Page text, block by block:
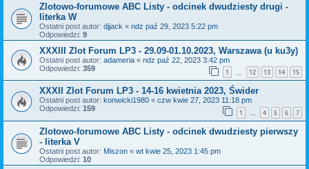
Zlotowo-forumowe ABC Listy - odcinek dwudziesty drugi -
literka W
Ostatni post autor: djjack « ndz paź 29, 2023 5:22 pm
Odpowiedzi: 9
XXXIII Zlot Forum LP3 - 29.09-01.10.2023, Warszawa (u ku3y)
Ostatni post autor: adameria « ndz paź 22, 2023 3:42 pm
Odpowiedzi: 359 1 12 13 14 15
XXXII Zlot Forum LP3 - 14-16 kwietnia 2023, Świder
Ostatni post autor: konwicki1980 « czw kwie 27, 2023 11:18 pm
Odpowiedzi: 159 1 … 4 5 6 7
Zlotowo-forumowe ABC Listy - odcinek dwudziesty pierwszy
- literka V
Ostatni post autor: Miszon « wt kwie 25, 2023 1:45 pm
Odpowiedzi: 10